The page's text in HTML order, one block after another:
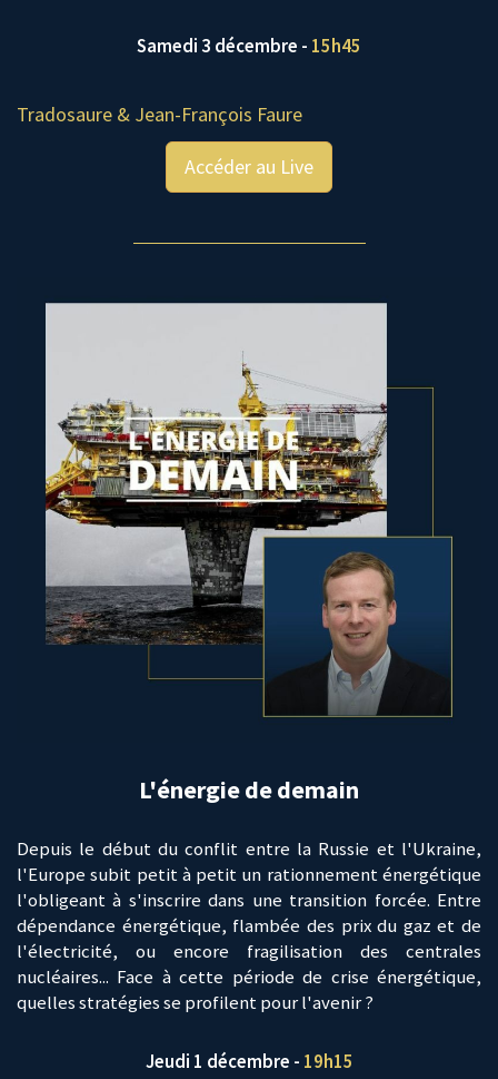
Samedi 3 décembre - 15h45
Tradosaure & Jean-François Faure
Accéder au Live
L'énergie de demain
Depuis le début du conflit entre la Russie et l'Ukraine,
l'Europe subit petit à petit un rationnement énergétique
l'obligeant à s'inscrire dans une transition forcée. Entre
dépendance énergétique, flambée des prix du gaz et de
l'électricité, ou encore fragilisation des centrales
nucléaires... Face à cette période de crise énergétique,
quelles stratégies se profilent pour l'avenir ?
Jeudi 1 décembre - 19h15